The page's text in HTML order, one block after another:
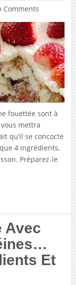
Comments
fouettée sont à
mettra
qu’il se concocte
4 ingrédients,
Préparez-le
Avec
Et